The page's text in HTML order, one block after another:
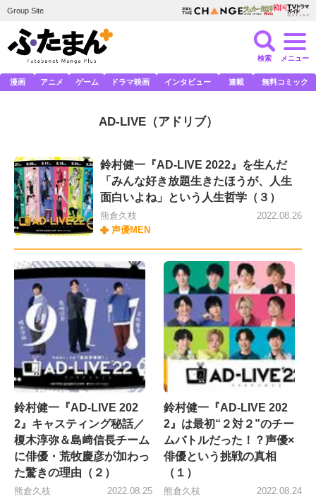
Group Site
検索 メニュー
漫画 アニメ ゲーム ドラマ映画 インタビュー 連載 無料コミック
AD-LIVE（アドリブ）
鈴村健一『AD-LIVE 2022』を生んだ
「みんな好き放題生きたほうが、人生
面白いよね」という人生哲学（３）
熊倉久枝
声優MEN
2022.08.26
鈴村健一『AD-LIVE 202
2』キャスティング秘話／
榎木淳弥＆島﨑信長チーム
に俳優・荒牧慶彦が加わっ
た驚きの理由（２）
熊倉久枝
2022.08.25
鈴村健一『AD-LIVE 202
2』は最初“２対２”のチー
ムバトルだった！？声優×
俳優という挑戦の真相
（１）
熊倉久枝
2022.08.24